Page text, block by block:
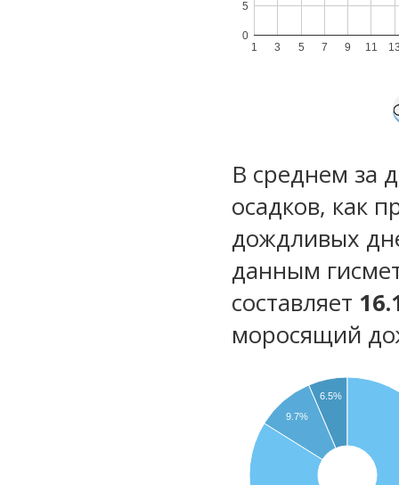
1 3 5 7 9 11
0
5
В среднем за
осадков, как
дождливых
данным
составляет
моросящий
6.5%
9.7%